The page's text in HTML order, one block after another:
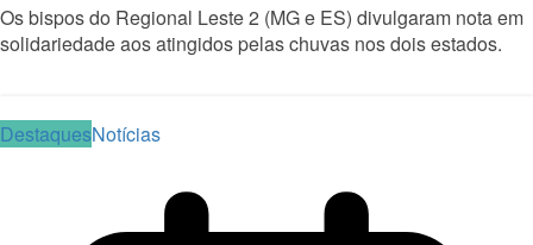
Os bispos do Regional Leste 2 (MG e ES) divulgaram nota em
solidariedade aos atingidos pelas chuvas nos dois estados.
DestaquesNotícias